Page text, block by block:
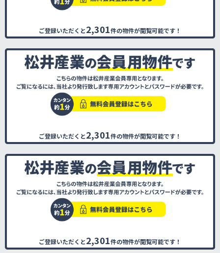
ご登録いただくと2,301件の物件が閲覧可能です！
ご登録いただくと2,301件の物件が閲覧可能です！
ご登録いただくと2,301件の物件が閲覧可能です！